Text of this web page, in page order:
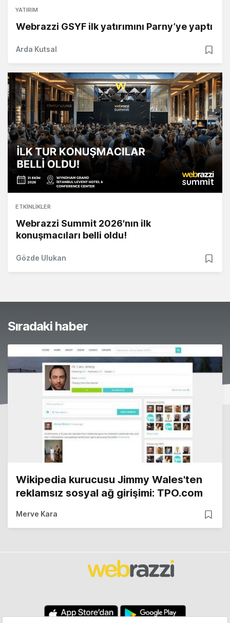
YATIRIM
Webrazzi GSYF ilk yatırımını Parny’ye yaptı
Arda Kutsal
ETKINLIKLER
Webrazzi Summit 2026'nın ilk
konuşmacıları belli oldu!
Gözde Ulukan
Sıradaki haber
Wikipedia kurucusu Jimmy Wales'ten
reklamsız sosyal ağ girişimi: TPO.com
Merve Kara